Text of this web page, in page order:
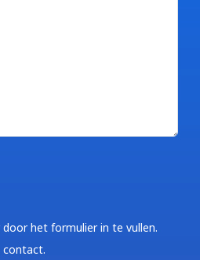
het formulier in te vullen.
contact.